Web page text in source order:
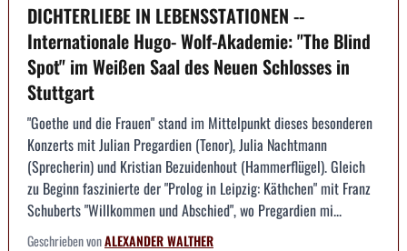
DICHTERLIEBE IN LEBENSSTATIONEN --
Internationale Hugo- Wolf-Akademie: "The Blind
Spot" im Weißen Saal des Neuen Schlosses in
Stuttgart
"Goethe und die Frauen" stand im Mittelpunkt dieses besonderen
Konzerts mit Julian Pregardien (Tenor), Julia Nachtmann
(Sprecherin) und Kristian Bezuidenhout (Hammerflügel). Gleich
zu Beginn faszinierte der "Prolog in Leipzig: Käthchen" mit Franz
Schuberts "Willkommen und Abschied", wo Pregardien mi...
Geschrieben vonALEXANDER WALTHER